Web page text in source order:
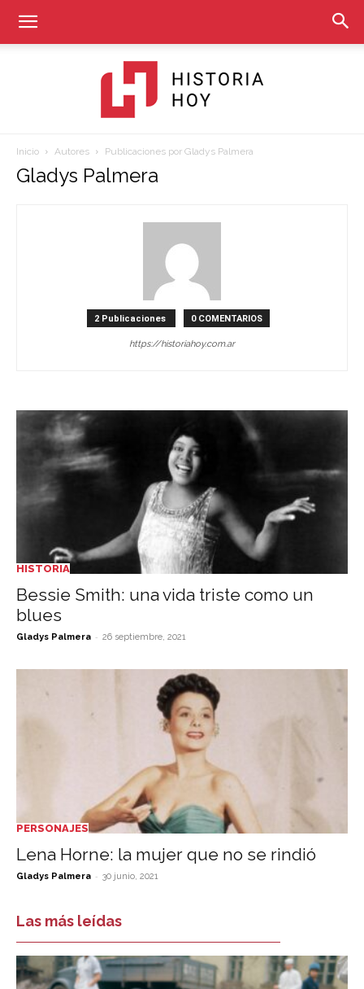
Historia
Inicio Autores Publicaciones por Gladys Palmera
Gladys Palmera
2 Publicaciones 0 COMENTARIOS
https://historiahoy.com.ar
HISTORIA
Bessie Smith: una vida triste como un
blues
Gladys Palmera - 26 septiembre, 2021
PERSONAJES
Lena Horne: la mujer que no se rindió
Gladys Palmera - 30 junio, 2021
Las más leídas